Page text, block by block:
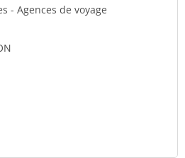
- Agences de voyage